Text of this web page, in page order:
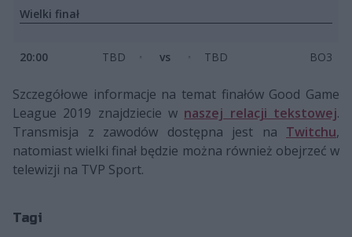
Wielki finał
20:00 TBD vs TBD BO3
Szczegółowe informacje na temat finałów Good Game
League 2019 znajdziecie w naszej relacji tekstowej.
Transmisja z zawodów dostępna jest na Twitchu,
natomiast wielki finał będzie można również obejrzeć w
telewizji na TVP Sport.
Tagi